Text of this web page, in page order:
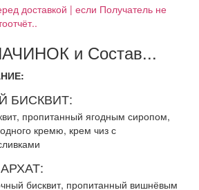
доставкой | если Получатель не
и Состав...
БИСКВИТ:
пропитанный ягодным сиропом,
кремю, крем чиз с
бисквит, пропитанный вишнёвым